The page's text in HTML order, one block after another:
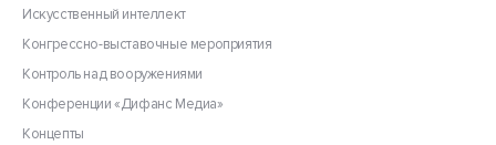
Искусственный интеллект
Конгрессно-выставочные мероприятия
Контроль над вооружениями
Конференции «Дифанс Медиа»
Концепты